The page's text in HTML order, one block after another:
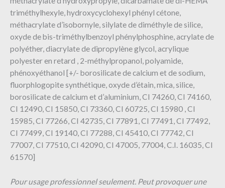
triméthylhexyle, hydroxycyclohexyl phényl cétone,
méthacrylate d’isobornyle, silylate de diméthyle de silice,
oxyde de bis-triméthylbenzoyl phénylphosphine, acrylate de
polyéther, diacrylate de dipropylène glycol, acrylique
polyester en retard , 2-méthylpropanol, polyamide,
phénoxyéthanol [+/- borosilicate de calcium et de sodium,
fluorphlogopite synthétique, oxyde d’étain, mica, silice,
borosilicate de calcium et d’aluminium, CI 74260, CI 74160,
CI 12490, CI 15850, CI 73360, CI 60725, CI 15980 , CI
15985, CI 77266, CI 42735, CI 77891, CI 77491, CI 77492,
CI 77499, CI 19140, CI 77288, CI 45410, CI 77742, CI
77007, CI 77510, CI 42090, CI 47005, 77004, C.I. 16035, CI
61570]
Pour usage professionnel seulement. Peut provoquer une